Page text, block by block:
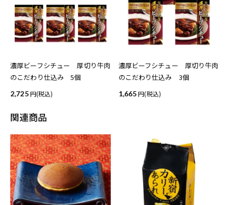
濃厚ビーフシチュー 厚切り牛肉
のこだわり仕込み 5個
2,725 (税込)
濃厚ビーフシチュー 厚切り牛肉
のこだわり仕込み 3個
1,665 (税込)
関連商品